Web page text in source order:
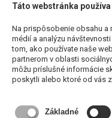
Táto webstránka
Na prispôsobenie obsahu a
médií a analýzu
tom, ako používate naše
partnerom v oblasti
môžu príslušné informácie
poskytli alebo ktoré od vás
Základné